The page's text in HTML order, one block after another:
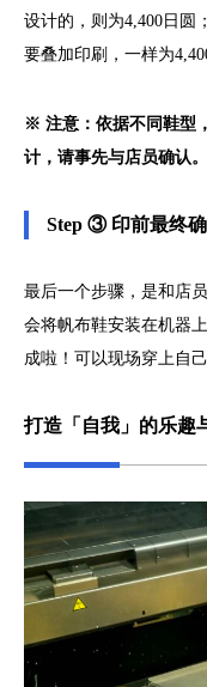
设计的，则为4,400日圆
要叠加印刷，一样为
※ 注意：依据不同鞋型
计，请事先与店员确认。
Step ③ 印前最终
最后一个步骤，是和店
会将帆布鞋安装在机器
成啦！可以现场穿上自
打造「自我」的乐趣